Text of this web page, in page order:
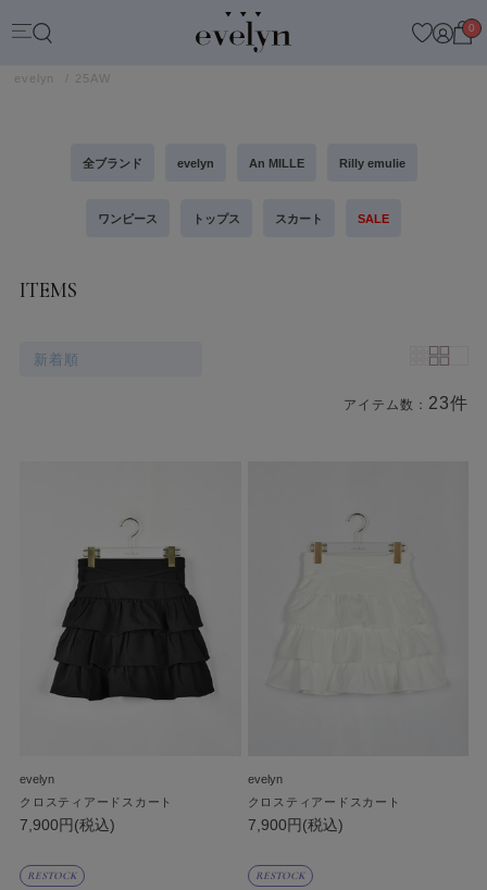
0
evelyn 25AW
全ブランド evelyn An MILLE Rilly emulie
ワンピース トップス スカート SALE
ITEMS
新着順
アイテム数： 23件
evelyn
クロスティアードスカート
7,900円(税込)
evelyn
クロスティアードスカート
7,900円(税込)
RESTOCK RESTOCK